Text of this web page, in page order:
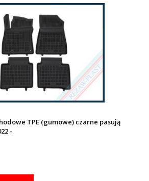
TPE (gumowe) czarne pasują
-